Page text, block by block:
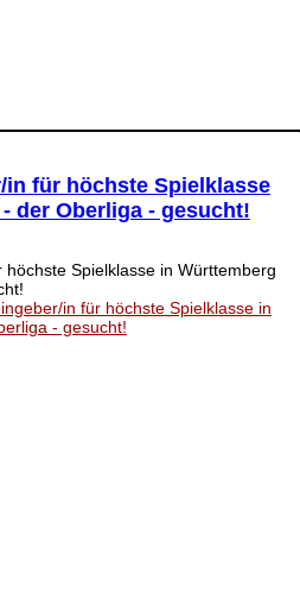
in für höchste Spielklasse
der Oberliga - gesucht!
Spielklasse in Württemberg
in für höchste Spielklasse in
- gesucht!